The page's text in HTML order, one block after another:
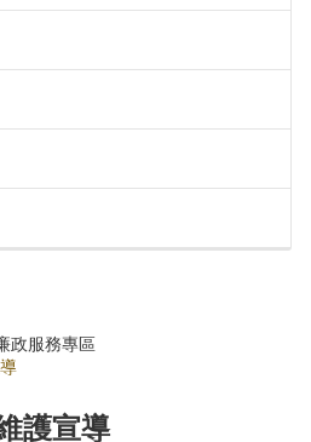
政服務專區
護宣導